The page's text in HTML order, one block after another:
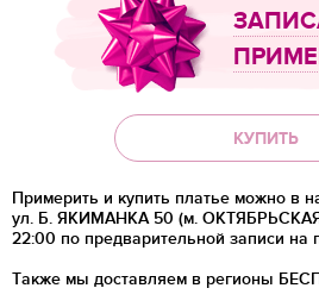
КУПИТЬ
Примерить и купить платье можно в
ул. Б. ЯКИМАНКА 50 (м.
22:00 по предварительной записи на
Также мы доставляем в регионы